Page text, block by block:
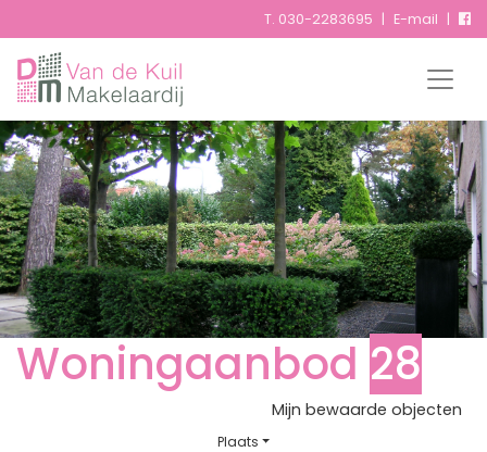
T. 030-2283695 | E-mail |
Woningaanbod 28
Mijn bewaarde objecten
Plaats